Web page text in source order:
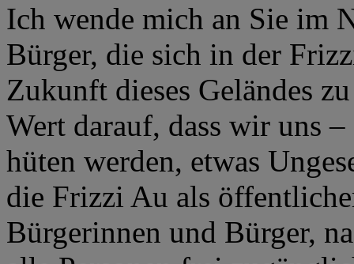
Ich wende mich an Sie im
Bürger, die sich in der
Zukunft dieses Geländes
Wert darauf, dass wir uns
hüten werden, etwas
die Frizzi Au als
Bürgerinnen und Bürger,